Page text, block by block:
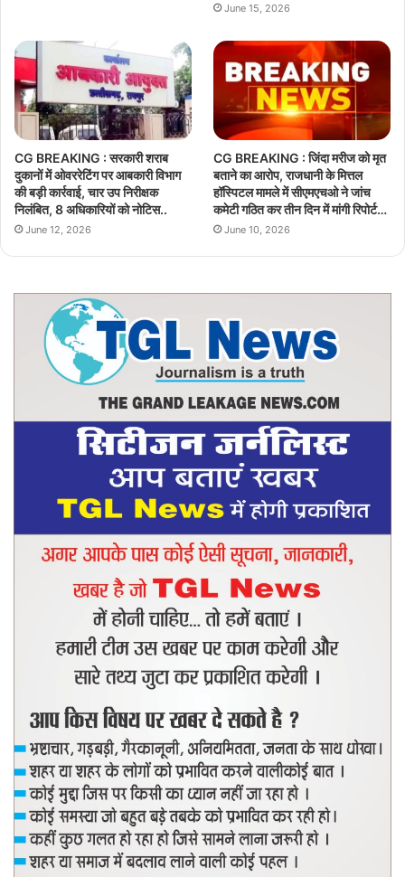
June 15, 2026
CG BREAKING : सरकारी शराब
दुकानों में ओवररेटिंग पर आबकारी विभाग
की बड़ी कार्रवाई, चार उप निरीक्षक
निलंबित, 8 अधिकारियों को नोटिस..
June 12, 2026
CG BREAKING : जिंदा मरीज को मृत
बताने का आरोप, राजधानी के मित्तल
हॉस्पिटल मामले में सीएमएचओ ने जांच
कमेटी गठित कर तीन दिन में मांगी रिपोर्ट…
June 10, 2026